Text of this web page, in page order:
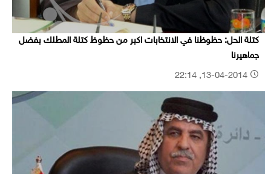
كتلة الحل: حظوظنا في الانتخابات اكبر من حظوظ كتلة المطلك بفضل
جماهيرنا